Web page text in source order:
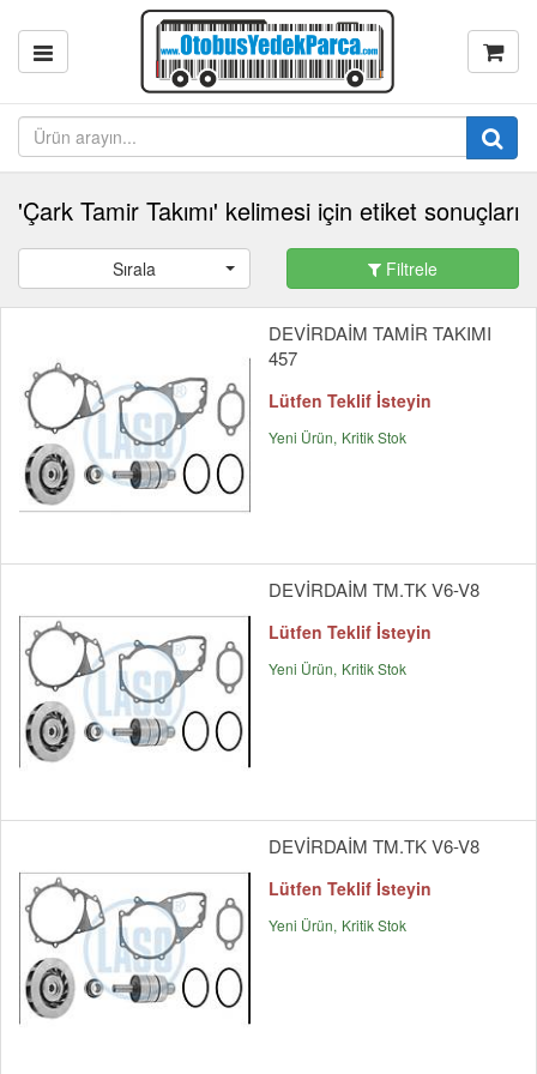
'Çark Tamir Takımı' kelimesi için etiket sonuçları
Sırala Filtrele
DEVİRDAİM TAMİR TAKIMI
457
Lütfen Teklif İsteyin
Yeni Ürün Kritik Stok
DEVİRDAİM TM.TK V6-V8
Lütfen Teklif İsteyin
Yeni Ürün Kritik Stok
DEVİRDAİM TM.TK V6-V8
Lütfen Teklif İsteyin
Yeni Ürün Kritik Stok